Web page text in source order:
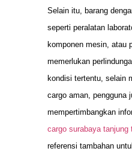
Selain itu, barang
seperti peralatan
komponen mesin, atau
memerlukan
kondisi tertentu, selain
cargo aman, pengguna
mempertimbangkan
cargo surabaya tanjung
referensi tambahan